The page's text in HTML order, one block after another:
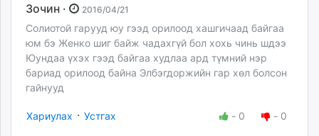
Зочин · 2016/04/21
Солиотой гарууд юу гээд орилоод хашгичаад байгаа
юм бэ Женко шиг байж чадахгүй бол хохь чинь шдээ
Юундаа үхэх гээд байгаа худлаа ард түмний нэр
бариад орилоод байна Элбэгдоржийн гар хөл болсон
гайнууд
Хариулах · Устгах - 0 - 0